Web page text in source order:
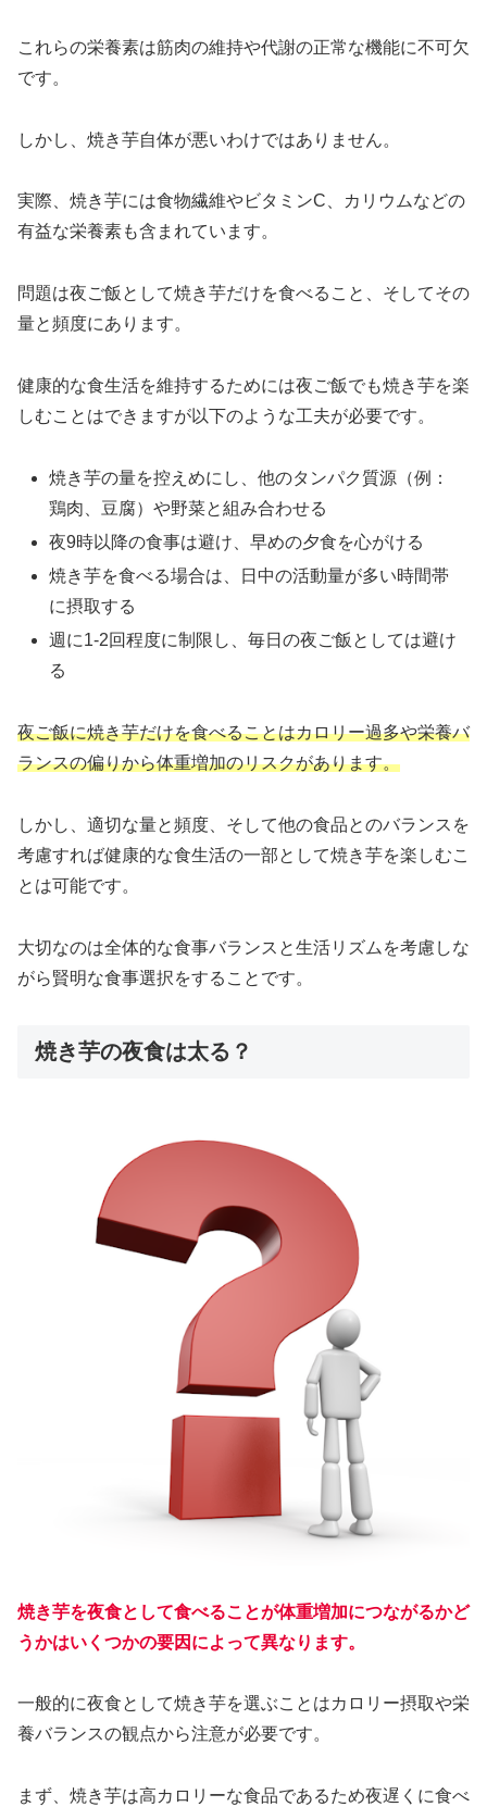
これらの栄養素は筋肉の維持や代謝の正常な機能に不可欠
です。
しかし、焼き芋自体が悪いわけではありません。
実際、焼き芋には食物繊維やビタミンC、カリウムなどの
有益な栄養素も含まれています。
問題は夜ご飯として焼き芋だけを食べること、そしてその
量と頻度にあります。
健康的な食生活を維持するためには夜ご飯でも焼き芋を楽
しむことはできますが以下のような工夫が必要です。
焼き芋の量を控えめにし、他のタンパク質源（例：
鶏肉、豆腐）や野菜と組み合わせる
夜9時以降の食事は避け、早めの夕食を心がける
焼き芋を食べる場合は、日中の活動量が多い時間帯
に摂取する
週に1-2回程度に制限し、毎日の夜ご飯としては避け
る
夜ご飯に焼き芋だけを食べることはカロリー過多や栄養バ
ランスの偏りから体重増加のリスクがあります。
しかし、適切な量と頻度、そして他の食品とのバランスを
考慮すれば健康的な食生活の一部として焼き芋を楽しむこ
とは可能です。
大切なのは全体的な食事バランスと生活リズムを考慮しな
がら賢明な食事選択をすることです。
焼き芋の夜食は太る？
焼き芋を夜食として食べることが体重増加につながるかど
うかはいくつかの要因によって異なります。
一般的に夜食として焼き芋を選ぶことはカロリー摂取や栄
養バランスの観点から注意が必要です。
まず、焼き芋は高カロリーな食品であるため夜遅くに食べ